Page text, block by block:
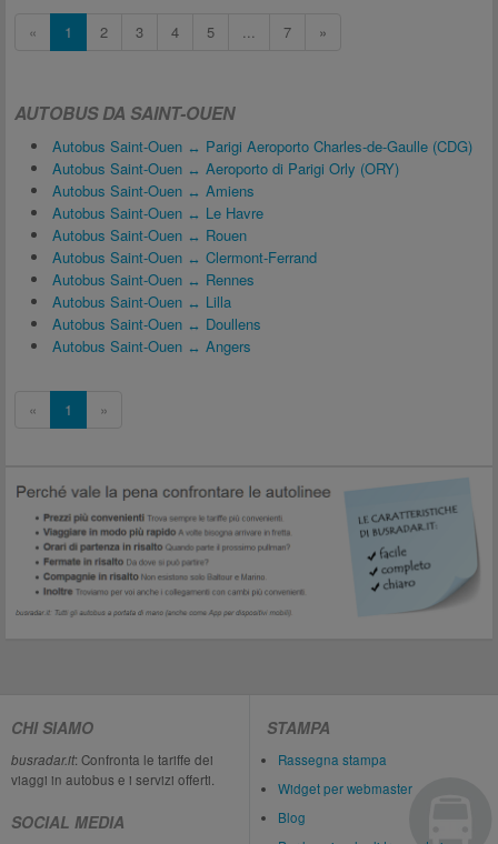
« 1 2 3 4 5 ... 7 »
AUTOBUS DA SAINT-OUEN
Autobus Saint-Ouen ↔ Parigi Aeroporto Charles-de-Gaulle (CDG)
Autobus Saint-Ouen ↔ Aeroporto di Parigi Orly (ORY)
Autobus Saint-Ouen ↔ Amiens
Autobus Saint-Ouen ↔ Le Havre
Autobus Saint-Ouen ↔ Rouen
Autobus Saint-Ouen ↔ Clermont-Ferrand
Autobus Saint-Ouen ↔ Rennes
Autobus Saint-Ouen ↔ Lilla
Autobus Saint-Ouen ↔ Doullens
Autobus Saint-Ouen ↔ Angers
« 1 »
CHI SIAMO
busradar.it: Confronta le tariffe dei
viaggi in autobus e i servizi offerti.
SOCIAL MEDIA
STAMPA
Rassegna stampa
Widget per webmaster
Blog